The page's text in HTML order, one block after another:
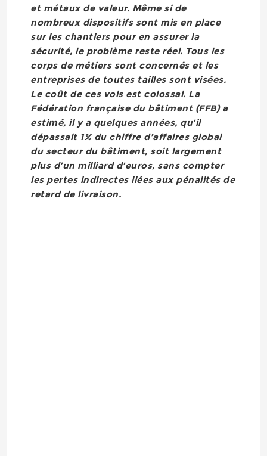
et métaux de valeur. Même si de
nombreux dispositifs sont mis en place
sur les chantiers pour en assurer la
sécurité, le problème reste réel. Tous les
corps de métiers sont concernés et les
entreprises de toutes tailles sont visées.
Le coût de ces vols est colossal. La
Fédération française du bâtiment (FFB) a
estimé, il y a quelques années, qu’il
dépassait 1% du chiffre d’affaires global
du secteur du bâtiment, soit largement
plus d’un milliard d’euros, sans compter
les pertes indirectes liées aux pénalités de
retard de livraison.